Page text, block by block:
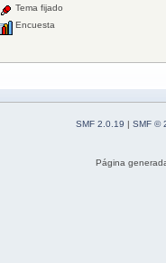
Tema fijado
Encuesta
SMF 2.0.19 | SMF ©
Página